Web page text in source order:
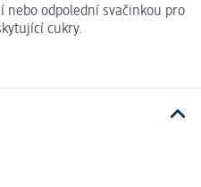
nebo odpolední svačinkou pro
cukry.